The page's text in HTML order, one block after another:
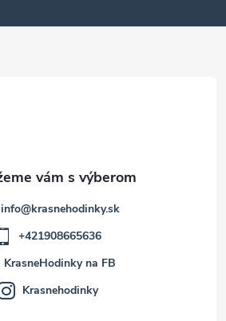
info@krasnehodinky.sk
+421908665636
KrasneHodinky na FB
Krasnehodinky